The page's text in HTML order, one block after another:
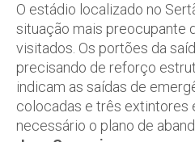
O estádio localizado no
situação mais preocupante
visitados. Os portões da
precisando de reforço
indicam as saídas de
colocadas e três extintores
necessário o plano de